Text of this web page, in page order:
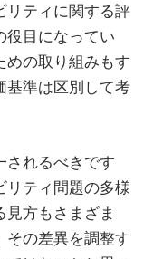
リティに関する評
役目になってい
めの取り組みもす
基準は区別して考
されるべきです
リティ問題の多様
方もさまざま
その差異を調整す